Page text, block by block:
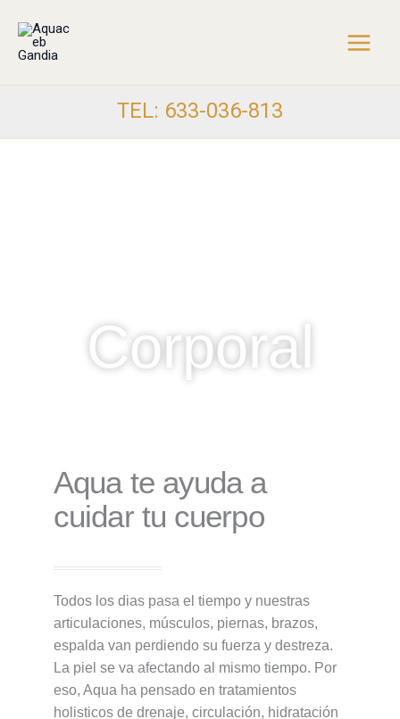
content
TEL: 633-036-813
Corporal
Aqua te ayuda a
cuidar tu cuerpo
Todos los dias pasa el tiempo y nuestras
articulaciones, músculos, piernas, brazos,
espalda van perdiendo su fuerza y destreza.
La piel se va afectando al mismo tiempo. Por
eso, Aqua ha pensado en tratamientos
holisticos de drenaje, circulación, hidratación